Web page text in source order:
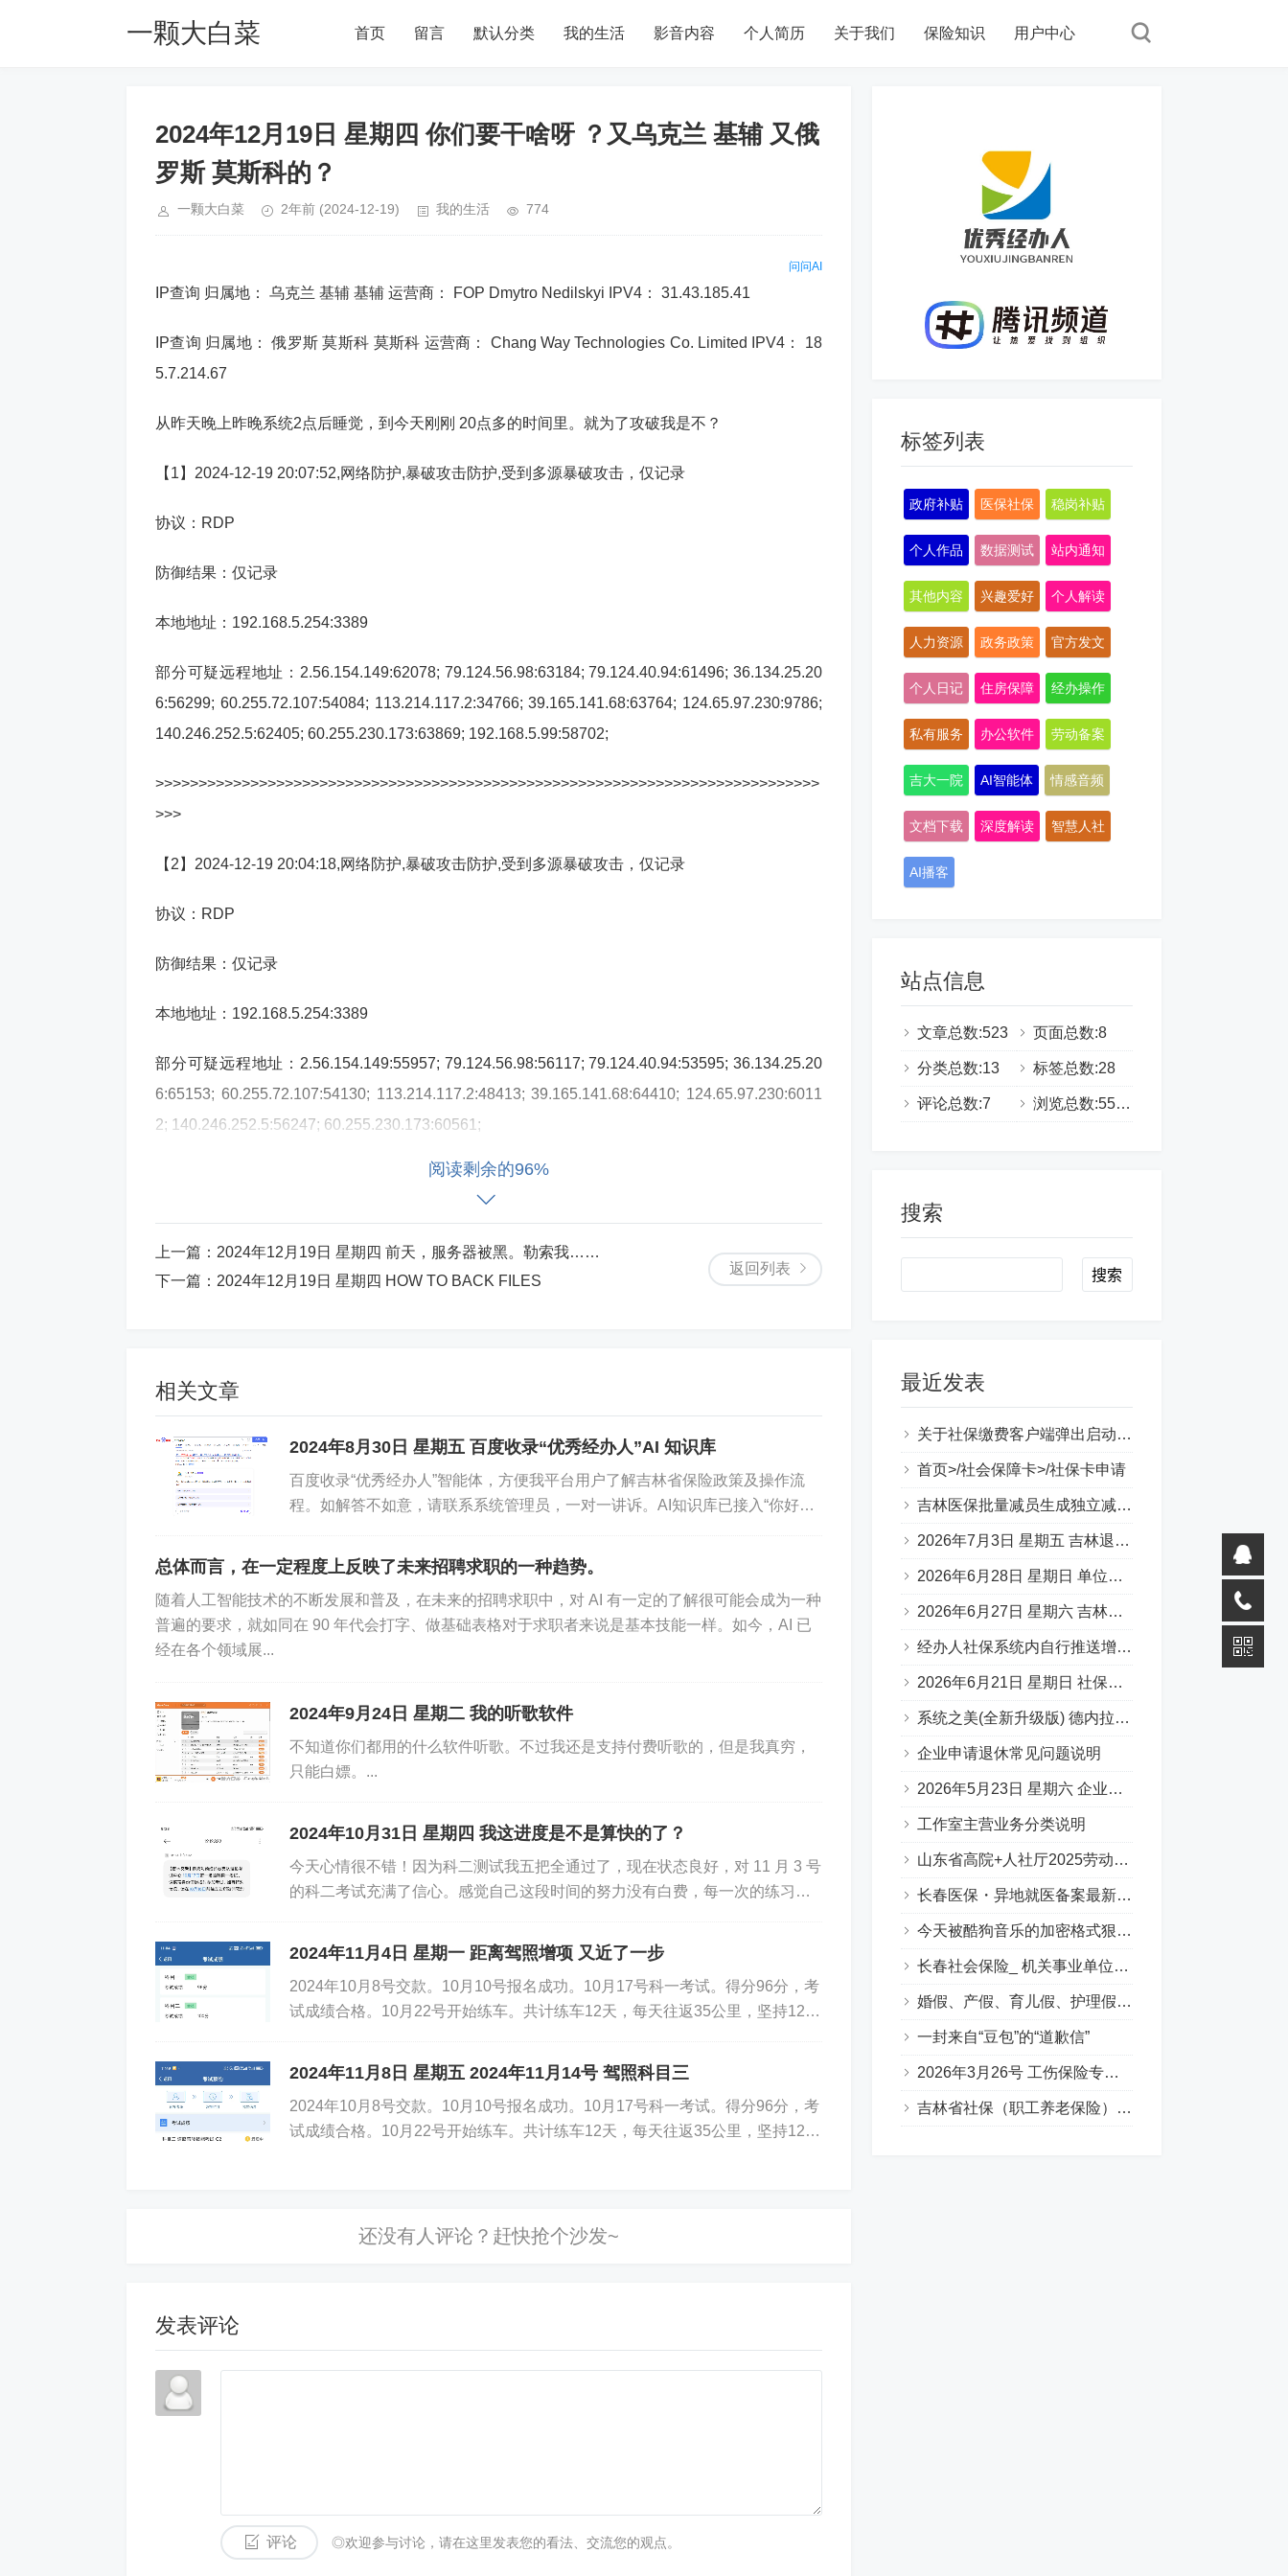
一颗大白菜 首页 留言 默认分类 我的生活 影音内容 个人简历 关于我们 保险知识 用户中心
2024年12月19日 星期四 你们要干啥呀 ？又乌克兰 基辅 又俄
罗斯 莫斯科的？
一颗大白菜 2年前 (2024-12-19) 我的生活 774
问问AI
IP查询 归属地： 乌克兰 基辅 基辅 运营商： FOP Dmytro Nedilskyi IPV4： 31.43.185.41
IP查询 归属地： 俄罗斯 莫斯科 莫斯科 运营商： Chang Way Technologies Co. Limited IPV4： 18
5.7.214.67
从昨天晚上昨晚系统2点后睡觉，到今天刚刚 20点多的时间里。就为了攻破我是不？
【1】2024-12-19 20:07:52,网络防护,暴破攻击防护,受到多源暴破攻击，仅记录
协议：RDP
防御结果：仅记录
本地地址：192.168.5.254:3389
部分可疑远程地址：2.56.154.149:62078; 79.124.56.98:63184; 79.124.40.94:61496; 36.134.25.20
6:56299; 60.255.72.107:54084; 113.214.117.2:34766; 39.165.141.68:63764; 124.65.97.230:9786;
140.246.252.5:62405; 60.255.230.173:63869; 192.168.5.99:58702;
>>>>>>>>>>>>>>>>>>>>>>>>>>>>>>>>>>>>>>>>>>>>>>>>>>>>>>>>>>>>>>>>>>>>>>>>>>>>>
>>>
【2】2024-12-19 20:04:18,网络防护,暴破攻击防护,受到多源暴破攻击，仅记录
协议：RDP
防御结果：仅记录
本地地址：192.168.5.254:3389
部分可疑远程地址：2.56.154.149:55957; 79.124.56.98:56117; 79.124.40.94:53595; 36.134.25.20
6:65153; 60.255.72.107:54130; 113.214.117.2:48413; 39.165.141.68:64410; 124.65.97.230:6011
2; 140.246.252.5:56247; 60.255.230.173:60561;
>>>>>>>>>>>>>>>>>>>>>>>>>>>>>>>>>>>>>>>>>>>>>>>>>>>>>>>>>>>>>>>>>>>>>>>>>>>>>
【3】2024-12-19 20:00:39,网络防护,暴破攻击防护,受到多源暴破攻击，仅记录
本地地址：192.168.5.254:3389
部分可疑远程地址：2.56.154.149:57865; 79.124.56.98:56555; 79.124.40.94:51173; 36.134.25.20
6:58390; 60.255.72.107:53734; 113.214.117.2:37213; 39.165.141.68:59182; 124.65.97.230:5314
0; 60.255.230.173:52345;
>>>>>>>>>>>>>>>>>>>>>>>>>>>>>>>>>>>>>>>>>>>>>>>>>>>>>>>>>>>>>>>>>>>>>>>>>>>>>
>>>
【4】2024-12-19 19:56:50,网络防护,暴破攻击防护,受到多源暴破攻击，仅记录
防御结果：仅记录
部分可疑远程地址：2.56.154.149:63479; 79.124.56.98:51023; 79.124.40.94:55217; 36.134.25.20
6:52543; 60.255.72.107:53691; 113.214.117.2:31263; 39.165.141.68:59491; 124.65.97.230:5932
>>>>>>>>>>>>>>>>>>>>>>>>>>>>>>>>>>>>>>>>>>>>>>>>>>>>>>>>>>>>>>>>>>>>>>>>>>>>>
>>>
协议：RDP
防御结果：仅记录
部分可疑远程地址：2.56.154.149:50842; 79.124.56.98:65194; 79.124.40.94:62038; 36.134.25.20
>>>>>>>>>>>>>>>>>>>>>>>>>>>>>>>>>>>>>>>>>>>>>>>>>>>>>>>>>>>>>>>>>>>>>>>>>>>>>
>>>
防御结果：仅记录
阅读剩余的96%
返回列表
上一篇： 2024年12月19日 星期四 前天，服务器被黑。勒索我……
下一篇： 2024年12月19日 星期四 HOW TO BACK FILES
相关文章
2024年8月30日 星期五 百度收录“优秀经办人”AI 知识库
百度收录“优秀经办人”智能体，方便我平台用户了解吉林省保险政策及操作流
程。如解答不如意，请联系系统管理员，一对一讲诉。AI知识库已接入“你好优
总体而言，在一定程度上反映了未来招聘求职的一种趋势。
随着人工智能技术的不断发展和普及，在未来的招聘求职中，对 AI 有一定的了解很可能会成为一种
普遍的要求，就如同在 90 年代会打字、做基础表格对于求职者来说是基本技能一样。如今，AI 已
经在各个领域展...
2024年9月24日 星期二 我的听歌软件
不知道你们都用的什么软件听歌。不过我还是支持付费听歌的，但是我真穷，
只能白嫖。...
2024年10月31日 星期四 我这进度是不是算快的了？
今天心情很不错！因为科二测试我五把全通过了，现在状态良好，对 11 月 3 号
的科二考试充满了信心。感觉自己这段时间的努力没有白费，每一次的练习都
2024年11月4日 星期一 距离驾照增项 又近了一步
2024年10月8号交款。10月10号报名成功。10月17号科一考试。得分96分，考
试成绩合格。10月22号开始练车。共计练车12天，每天往返35公里，坚持12
2024年11月8日 星期五 2024年11月14号 驾照科目三
2024年10月8号交款。10月10号报名成功。10月17号科一考试。得分96分，考
试成绩合格。10月22号开始练车。共计练车12天，每天往返35公里，坚持12
发表评论
评论 ◎欢迎参与讨论，请在这里发表您的看法、交流您的观点。
标签列表
政府补贴 医保社保 稳岗补贴
个人作品 数据测试 站内通知
其他内容 兴趣爱好 个人解读
人力资源 政务政策 官方发文
个人日记 住房保障 经办操作
私有服务 办公软件 劳动备案
吉大一院 AI智能体 情感音频
文档下载 深度解读 智慧人社
AI播客
站点信息
文章总数:523 页面总数:8
分类总数:13 标签总数:28
评论总数:7 浏览总数:555334
搜索
Search
最近发表
关于社保缴费客户端弹出启动错误提示（0xc000007b）
首页>/社会保障卡>/社保卡申请
吉林医保批量减员生成独立减员表图片
2026年7月3日 星期五 吉林退休一件事 材料说明 （转载）
2026年6月28日 星期日 单位缴费基数申报承诺书
2026年6月27日 星期六 吉林省50岁退休，啥条件？
经办人社保系统内自行推送增减员步骤
2026年6月21日 星期日 社保补缴 官方口述：
系统之美(全新升级版) 德内拉梅多斯
企业申请退休常见问题说明
2026年5月23日 星期六 企业职工基本养老保险专场问答汇总
工作室主营业务分类说明
山东省高院+人社厅2025劳动人事争议十大典型案例
长春医保・异地就医备案最新要点
今天被酷狗音乐的加密格式狠狠上了一课…
长春社会保险_ 机关事业单位养老保险（含职业年金）（Q&A版）
婚假、产假、育儿假、护理假（吉林省地方政策）
一封来自“豆包”的“道歉信”
2026年3月26号 工伤保险专场答疑（Q&A版）
吉林省社保（职工养老保险）补缴政策全解